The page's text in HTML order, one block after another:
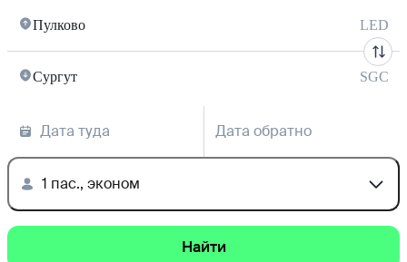
Пулково LED
Сургут SGC
Дата туда Дата обратно
1 пас., эконом
Найти